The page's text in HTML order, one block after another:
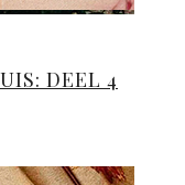
DEEL 4